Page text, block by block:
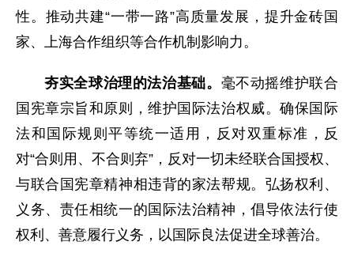
性。推动共建“一带一路”高质量发展，提升金砖国
家、上海合作组织等合作机制影响力。
夯实全球治理的法治基础。 毫不动摇维护联合
国宪章宗旨和原则，维护国际法治权威。确保国际
法和国际规则平等统一适用，反对双重标准，反
对“合则用、不合则弃”，反对一切未经联合国授权、
与联合国宪章精神相违背的家法帮规。弘扬权利、
义务、责任相统一的国际法治精神，倡导依法行使
权利、善意履行义务，以国际良法促进全球善治。